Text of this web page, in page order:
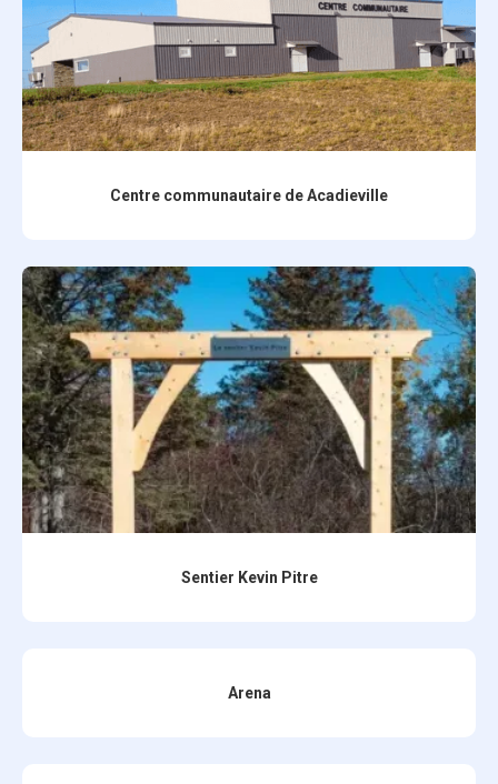
Centre communautaire de Acadieville
Sentier Kevin Pitre
Arena